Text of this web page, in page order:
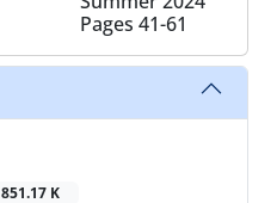
Pages 41-61
851.17 K